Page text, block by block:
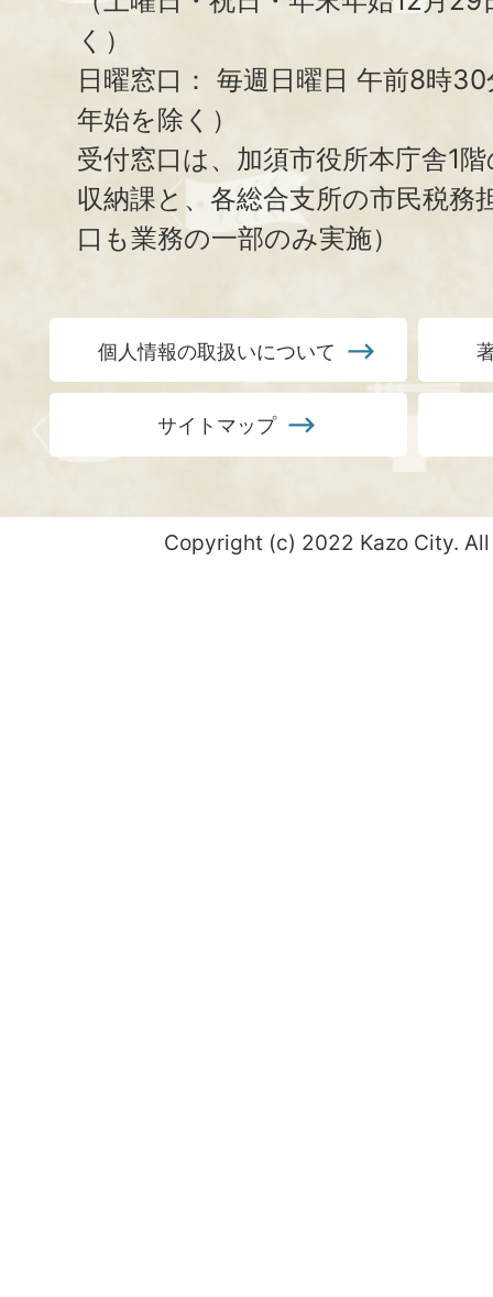
く）
日曜窓口： 毎週日曜日 午前8時
年始を除く）
受付窓口は、加須市役所本庁舎1
収納課と、 各総合支所の市民税務
口も業務の一部のみ実施）
個人情報の取扱いについて
サイトマップ
Copyright (c) 2022 Kazo City.